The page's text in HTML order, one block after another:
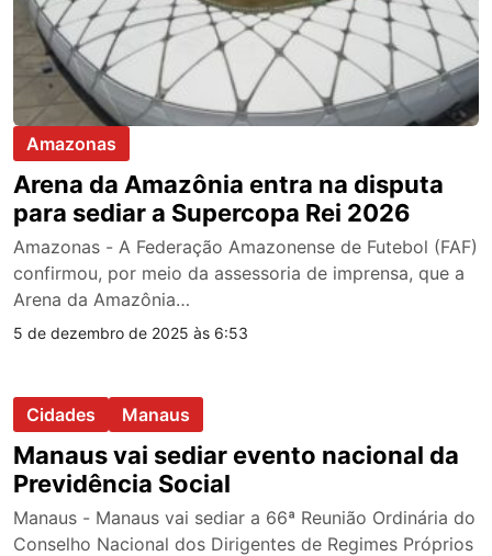
Amazonas
Arena da Amazônia entra na disputa
para sediar a Supercopa Rei 2026
Amazonas - A Federação Amazonense de Futebol (FAF)
confirmou, por meio da assessoria de imprensa, que a
Arena da Amazônia…
5 de dezembro de 2025 às 6:53
Cidades Manaus
Manaus vai sediar evento nacional da
Previdência Social
Manaus - Manaus vai sediar a 66ª Reunião Ordinária do
Conselho Nacional dos Dirigentes de Regimes Próprios